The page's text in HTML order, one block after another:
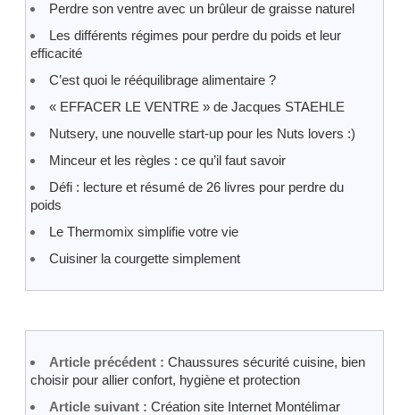
Perdre son ventre avec un brûleur de graisse naturel
Les différents régimes pour perdre du poids et leur
efficacité
C’est quoi le rééquilibrage alimentaire ?
« EFFACER LE VENTRE » de Jacques STAEHLE
Nutsery, une nouvelle start-up pour les Nuts lovers :)
Minceur et les règles : ce qu’il faut savoir
Défi : lecture et résumé de 26 livres pour perdre du
poids
Le Thermomix simplifie votre vie
Cuisiner la courgette simplement
Article précédent : Chaussures sécurité cuisine, bien
choisir pour allier confort, hygiène et protection
Article suivant : Création site Internet Montélimar